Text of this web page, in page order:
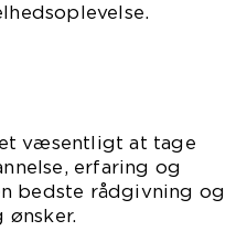
væsentligt at tage
erfaring og
bedste rådgivning og